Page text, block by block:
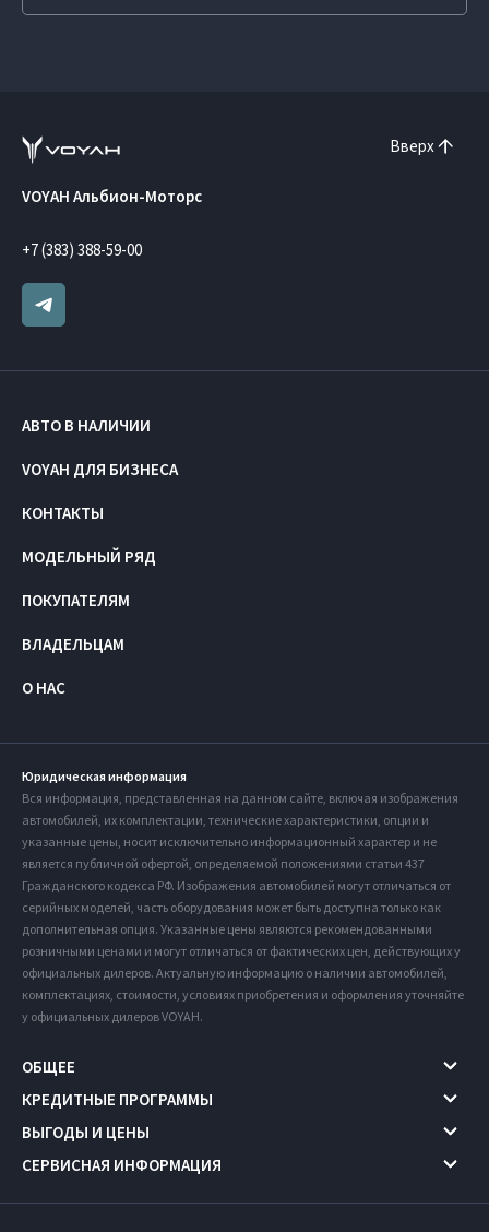
Вверх
VOYAH Альбион-Моторс
+7 (383) 388-59-00
АВТО В НАЛИЧИИ
VOYAH ДЛЯ БИЗНЕСА
КОНТАКТЫ
МОДЕЛЬНЫЙ РЯД
ПОКУПАТЕЛЯМ
ВЛАДЕЛЬЦАМ
О НАС
Юридическая информация
Вся информация, представленная на данном сайте, включая изображения
автомобилей, их комплектации, технические характеристики, опции и
указанные цены, носит исключительно информационный характер и не
является публичной офертой, определяемой положениями статьи 437
Гражданского кодекса РФ. Изображения автомобилей могут отличаться от
серийных моделей, часть оборудования может быть доступна только как
дополнительная опция. Указанные цены являются рекомендованными
розничными ценами и могут отличаться от фактических цен, действующих у
официальных дилеров. Актуальную информацию о наличии автомобилей,
комплектациях, стоимости, условиях приобретения и оформления уточняйте
у официальных дилеров VOYAH.
ОБЩЕЕ
КРЕДИТНЫЕ ПРОГРАММЫ
ВЫГОДЫ И ЦЕНЫ
СЕРВИСНАЯ ИНФОРМАЦИЯ